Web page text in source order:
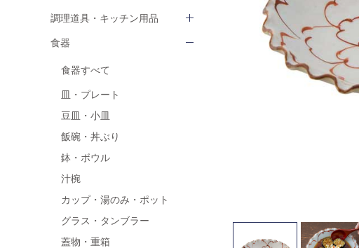
調理道具・キッチン用品
食器
食器すべて
皿・プレート
豆皿・小皿
飯碗・丼ぶり
鉢・ボウル
汁椀
カップ・湯のみ・ポット
グラス・タンブラー
蓋物・重箱